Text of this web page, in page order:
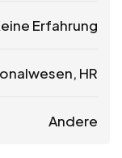
Erfahrung
HR
Andere